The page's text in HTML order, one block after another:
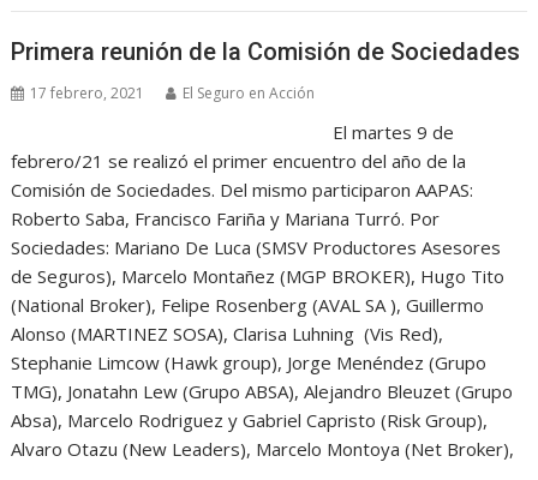
Primera reunión de la Comisión de Sociedades
17 febrero, 2021 El Seguro en Acción
El martes 9 de
febrero/21 se realizó el primer encuentro del año de la
Comisión de Sociedades. Del mismo participaron AAPAS:
Roberto Saba, Francisco Fariña y Mariana Turró. Por
Sociedades: Mariano De Luca (SMSV Productores Asesores
de Seguros), Marcelo Montañez (MGP BROKER), Hugo Tito
(National Broker), Felipe Rosenberg (AVAL SA ), Guillermo
Alonso (MARTINEZ SOSA), Clarisa Luhning (Vis Red),
Stephanie Limcow (Hawk group), Jorge Menéndez (Grupo
TMG), Jonatahn Lew (Grupo ABSA), Alejandro Bleuzet (Grupo
Absa), Marcelo Rodriguez y Gabriel Capristo (Risk Group),
Alvaro Otazu (New Leaders), Marcelo Montoya (Net Broker),